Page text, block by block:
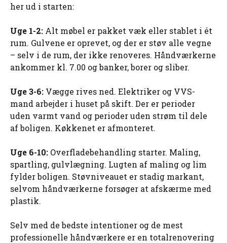
her ud i starten:
Uge 1-2: Alt møbel er pakket væk eller stablet i ét
rum. Gulvene er oprevet, og der er støv alle vegne
– selv i de rum, der ikke renoveres. Håndværkerne
ankommer kl. 7.00 og banker, borer og sliber.
Uge 3-6: Vægge rives ned. Elektriker og VVS-
mand arbejder i huset på skift. Der er perioder
uden varmt vand og perioder uden strøm til dele
af boligen. Køkkenet er afmonteret.
Uge 6-10: Overfladebehandling starter. Maling,
spartling, gulvlægning. Lugten af maling og lim
fylder boligen. Støvniveauet er stadig markant,
selvom håndværkerne forsøger at afskærme med
plastik.
Selv med de bedste intentioner og de mest
professionelle håndværkere er en totalrenovering